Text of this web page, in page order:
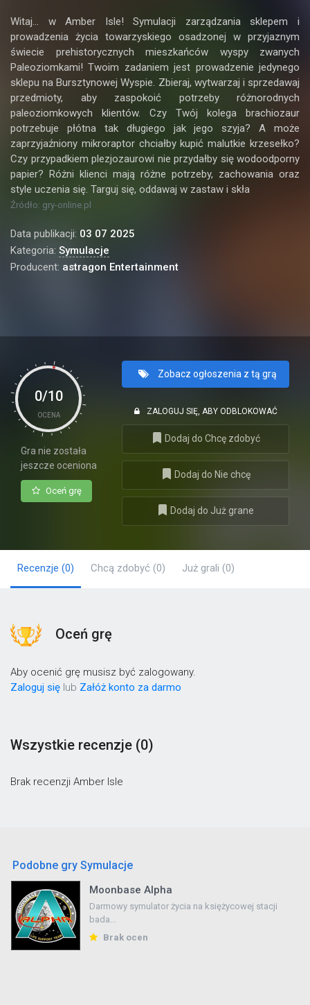
Witaj... w Amber Isle! Symulacji zarządzania sklepem i
prowadzenia życia towarzyskiego osadzonej w przyjaznym
świecie prehistorycznych mieszkańców wyspy zwanych
Paleoziomkami! Twoim zadaniem jest prowadzenie jedynego
sklepu na Bursztynowej Wyspie. Zbieraj, wytwarzaj i sprzedawaj
przedmioty, aby zaspokoić potrzeby różnorodnych
paleoziomkowych klientów. Czy Twój kolega brachiozaur
potrzebuje płótna tak długiego jak jego szyja? A może
zaprzyjaźniony mikroraptor chciałby kupić malutkie krzesełko?
Czy przypadkiem plezjozaurowi nie przydałby się wodoodporny
papier? Różni klienci mają różne potrzeby, zachowania oraz
style uczenia się. Targuj się, oddawaj w zastaw i skła
Źródło: gry-online.pl
Data publikacji: 03 07 2025
Kategoria: Symulacje
Producent: astragon Entertainment
0/10
OCENA
Gra nie została
jeszcze oceniona
Oceń grę
Zobacz ogłoszenia z tą grą
ZALOGUJ SIĘ, ABY ODBLOKOWAĆ
Dodaj do Chcę zdobyć
Dodaj do Nie chcę
Dodaj do Już grane
Recenzje (0) Chcą zdobyć (0) Już grali (0)
Oceń grę
Aby ocenić grę musisz być zalogowany.
Zaloguj się lub Załóż konto za darmo
Wszystkie recenzje (0)
Brak recenzji Amber Isle
Podobne gry Symulacje
Moonbase Alpha
Darmowy symulator życia na księżycowej stacji
bada...
Brak ocen